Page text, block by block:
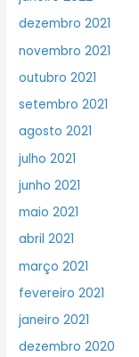
dezembro 2021
novembro 2021
outubro 2021
setembro 2021
agosto 2021
julho 2021
junho 2021
maio 2021
abril 2021
março 2021
fevereiro 2021
janeiro 2021
dezembro 2020